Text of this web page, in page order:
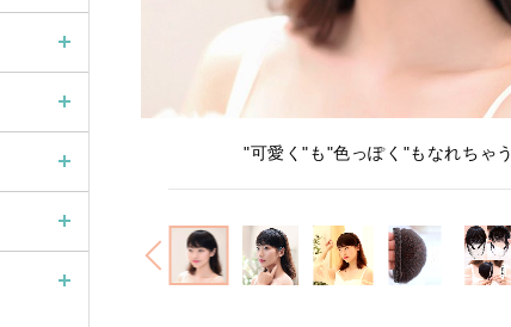
"可愛く"も"色っぽく"もなれちゃう